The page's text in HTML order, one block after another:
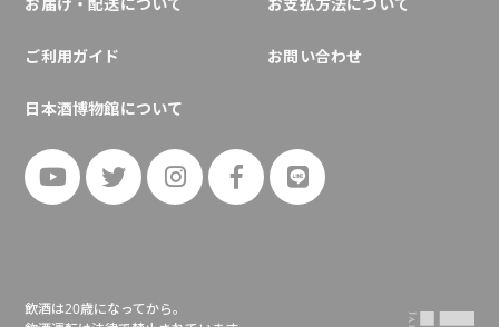
ご利用ガイド お問い合わせ
日本酒博物館について
飲酒は20歳になってから。